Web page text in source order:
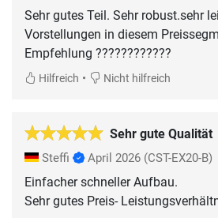
Sehr gutes Teil. Sehr robust.sehr
Vorstellungen in diesem
Empfehlung ????????????
Hilfreich • Nicht hilfreich
Sehr gute Qualität
Steffi April 2026 (CST-EX20-B)
Einfacher schneller Aufbau.
Sehr gutes Preis-